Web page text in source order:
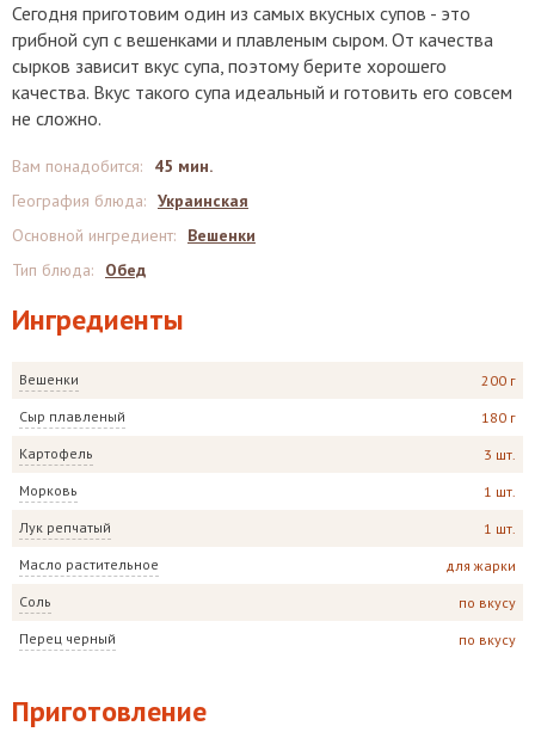
Сегодня приготовим один из самых вкусных супов - это
грибной суп с вешенками и плавленым сыром. От качества
сырков зависит вкус супа, поэтому берите хорошего
качества. Вкус такого супа идеальный и готовить его совсем
не сложно.
Ингредиенты
Вешенки 200 г
Сыр плавленый 180 г
Картофель 3 шт.
Морковь 1 шт.
Лук репчатый 1 шт.
Масло растительное для жарки
Соль по вкусу
Перец черный по вкусу
Вам понадобится:
45 мин.
География блюда: Украинская
Основной ингредиент:
Вешенки
Тип блюда: Обед
Приготовление